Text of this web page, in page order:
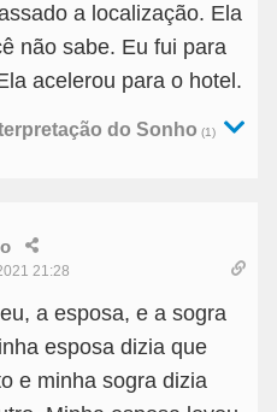
a localização. Ela
não sabe. Eu fui para
acelerou para o hotel.
do Sonho (1)
21:28
a esposa, e a sogra
esposa dizia que
e minha sogra dizia